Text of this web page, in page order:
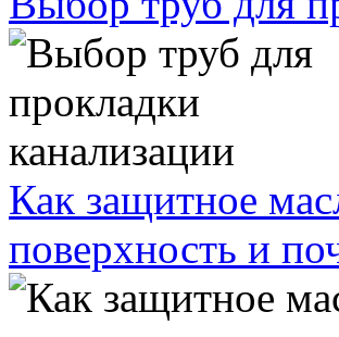
Как защитное
поверхность и